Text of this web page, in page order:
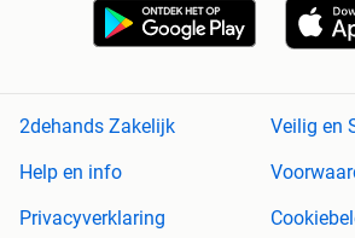
2dehands Zakelijk
Veilig en
Help en info
Privacyverklaring